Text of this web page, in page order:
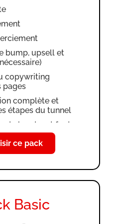
bump, upsell et
copywriting
pages
complète et
étapes du tunnel
du header et footer
favicon et
et mentions
et authentification
ce pack
Basic